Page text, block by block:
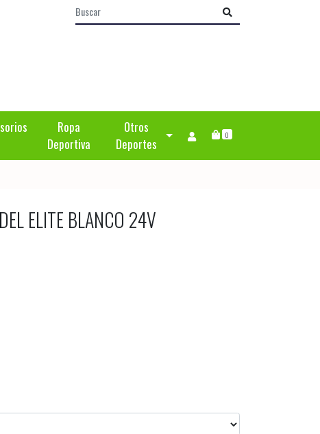
Ropa
Deportiva
Otros
Deportes
0
ELITE BLANCO 24V